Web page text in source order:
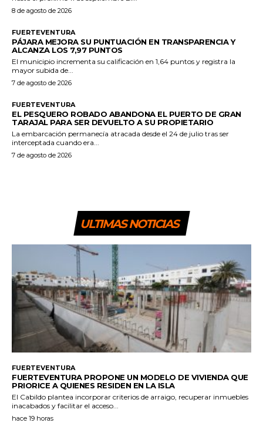
8 de agosto de 2026
FUERTEVENTURA
PÁJARA MEJORA SU PUNTUACIÓN EN TRANSPARENCIA Y
ALCANZA LOS 7,97 PUNTOS
El municipio incrementa su calificación en 1,64 puntos y registra la
mayor subida de...
7 de agosto de 2026
FUERTEVENTURA
EL PESQUERO ROBADO ABANDONA EL PUERTO DE GRAN
TARAJAL PARA SER DEVUELTO A SU PROPIETARIO
La embarcación permanecía atracada desde el 24 de julio tras ser
interceptada cuando era...
7 de agosto de 2026
ULTIMAS NOTICIAS
FUERTEVENTURA
FUERTEVENTURA PROPONE UN MODELO DE VIVIENDA QUE
PRIORICE A QUIENES RESIDEN EN LA ISLA
El Cabildo plantea incorporar criterios de arraigo, recuperar inmuebles
inacabados y facilitar el acceso...
hace 19 horas